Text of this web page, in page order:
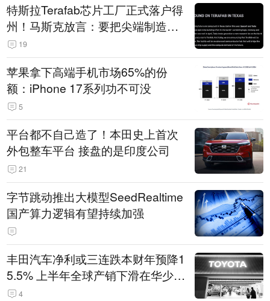
特斯拉Terafab芯片工厂正式落户得
州！马斯克放言：要把尖端制造带
回美国
19
苹果拿下高端手机市场65%的份
额：iPhone 17系列功不可没
5
平台都不自己造了！本田史上首次
外包整车平台 接盘的是印度公司
21
字节跳动推出大模型SeedRealtime
国产算力逻辑有望持续加强
丰田汽车净利或三连跌本财年预降1
5.5% 上半年全球产销下滑在华少卖
14.3万辆
4